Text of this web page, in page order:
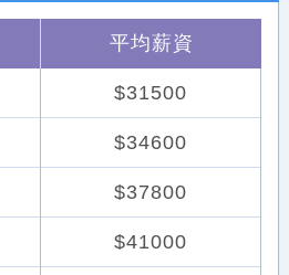
平均薪資
$31500
$34600
$37800
$41000